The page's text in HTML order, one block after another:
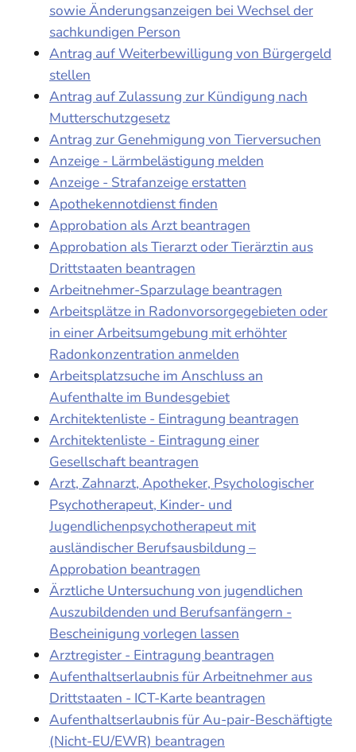
sowie Änderungsanzeigen bei Wechsel der
sachkundigen Person
Antrag auf Weiterbewilligung von Bürgergeld
stellen
Antrag auf Zulassung zur Kündigung nach
Mutterschutzgesetz
Antrag zur Genehmigung von Tierversuchen
Anzeige - Lärmbelästigung melden
Anzeige - Strafanzeige erstatten
Apothekennotdienst finden
Approbation als Arzt beantragen
Approbation als Tierarzt oder Tierärztin aus
Drittstaaten beantragen
Arbeitnehmer-Sparzulage beantragen
Arbeitsplätze in Radonvorsorgegebieten oder
in einer Arbeitsumgebung mit erhöhter
Radonkonzentration anmelden
Arbeitsplatzsuche im Anschluss an
Aufenthalte im Bundesgebiet
Architektenliste - Eintragung beantragen
Architektenliste - Eintragung einer
Gesellschaft beantragen
Arzt, Zahnarzt, Apotheker, Psychologischer
Psychotherapeut, Kinder- und
Jugendlichenpsychotherapeut mit
ausländischer Berufsausbildung –
Approbation beantragen
Ärztliche Untersuchung von jugendlichen
Auszubildenden und Berufsanfängern -
Bescheinigung vorlegen lassen
Arztregister - Eintragung beantragen
Aufenthaltserlaubnis für Arbeitnehmer aus
Drittstaaten - ICT-Karte beantragen
Aufenthaltserlaubnis für Au-pair-Beschäftigte
(Nicht-EU/EWR) beantragen